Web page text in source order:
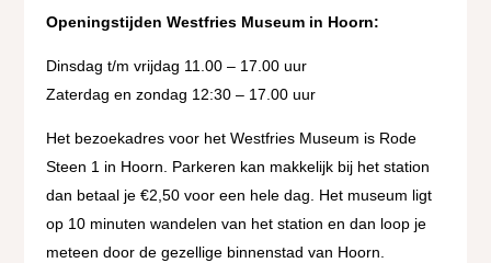
Openingstijden Westfries Museum in Hoorn:
Dinsdag t/m vrijdag 11.00 – 17.00 uur
Zaterdag en zondag 12:30 – 17.00 uur
Het bezoekadres voor het Westfries Museum is Rode
Steen 1 in Hoorn. Parkeren kan makkelijk bij het station
dan betaal je €2,50 voor een hele dag. Het museum ligt
op 10 minuten wandelen van het station en dan loop je
meteen door de gezellige binnenstad van Hoorn.